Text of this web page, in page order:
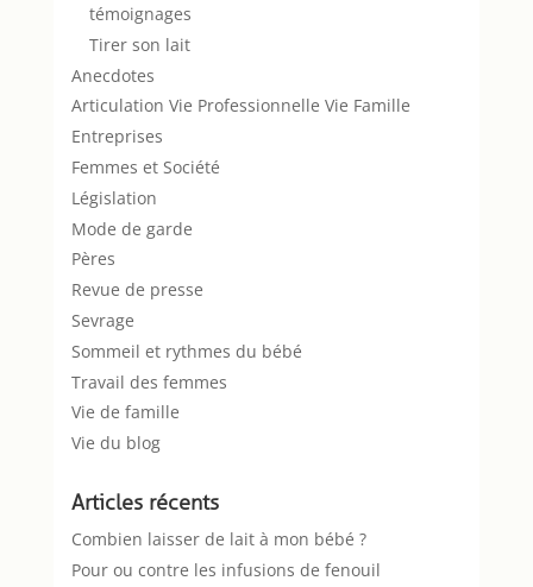
témoignages
Tirer son lait
Anecdotes
Articulation Vie Professionnelle Vie Famille
Entreprises
Femmes et Société
Législation
Mode de garde
Pères
Revue de presse
Sevrage
Sommeil et rythmes du bébé
Travail des femmes
Vie de famille
Vie du blog
Articles récents
Combien laisser de lait à mon bébé ?
Pour ou contre les infusions de fenouil